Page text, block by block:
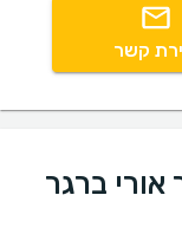
קשר
ברגר